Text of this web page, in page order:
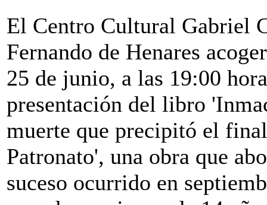
El Centro Cultural Gabriel
Fernando de Henares
25 de junio, a las 19:00
presentación del libro
muerte que precipitó el
Patronato', una obra que
suceso ocurrido en